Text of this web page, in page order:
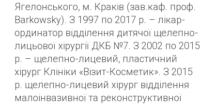
Ягелонського, м. Краків (зав.каф. проф.
Barkowsky). З 1997 по 2017 р. – лікар-
ординатор відділення дитячої щелепно-
лицьової хірургії ДКБ №7. З 2002 по 2015
р. – щелепно-лицевий, пластичний
хірург Клініки «Візит-Косметик». З 2015
р. щелепно-лицевий хірург відділення
малоінвазивної та реконструктивної